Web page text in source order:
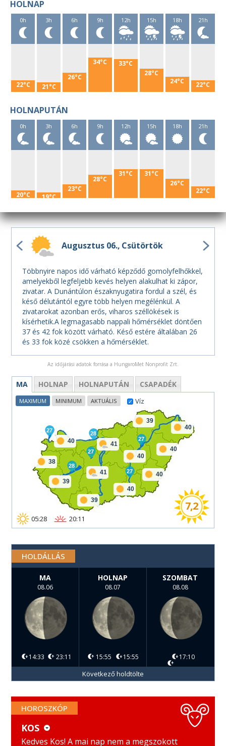
HOLNAP
0h
22°C
3h
21°C
6h
26°C
9h
34°C
12h
33°C
15h
28°C
18h
24°C
21h
22°C
HOLNAPUTÁN
0h
20°C
3h
19°C
6h
23°C
9h
28°C
12h
31°C
15h
31°C
18h
26°C
21h
22°C
Augusztus 06. Csütörtök
Többnyire napos idő várható képződő gomolyfelhőkkel,
amelyekből legfeljebb kevés helyen alakulhat ki zápor,
zivatar. A Dunántúlon északnyugatira fordul a szél, és
késő délutántól egyre több helyen megélénkül. A
zivatarokat azonban erős, viharos széllökések is
kísérhetik.A legmagasabb nappali hőmérséklet döntően
37 és 42 fok között várható. Késő estére általában 26
és 33 fok közé csökken a hőmérséklet.
Az időjárási adatok forrása a HungaroMet Nonprofit Zrt.
MA HOLNAP HOLNAPUTÁN CSAPADÉK
40
38
39
41
39
40
40
41
39
40
40
40
27
28
27
28
27
27
05:28 20:11
7,2
Víz
MAXIMUM MINIMUM AKTUÁLIS
HOLDÁLLÁS
MA
08.06
14:33 23:11
HOLNAP
08.07
15:55 15:55
SZOMBAT
08.08
17:10
Következő holdtölte
HOROSZKÓP
KOS
KOS
Kedves Kos! A mai nap nem a megszokott